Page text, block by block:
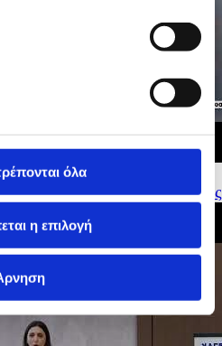
όλα
η επιλογή
Ίδρυσης της Εθνικής Φρουράς